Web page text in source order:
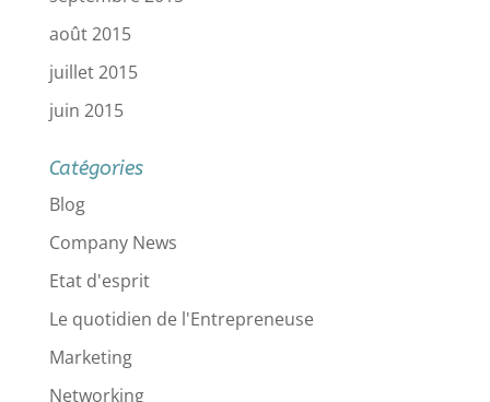
août 2015
juillet 2015
juin 2015
Catégories
Blog
Company News
Etat d'esprit
Le quotidien de l'Entrepreneuse
Marketing
Networking